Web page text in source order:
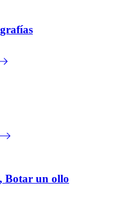
Botar un ollo